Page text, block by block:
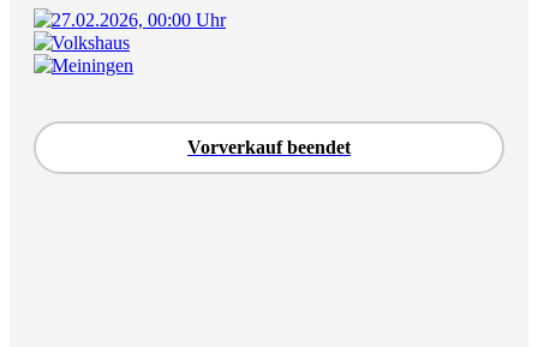
27.02.2026, 00:00 Uhr
Volkshaus
Meiningen
Vorverkauf beendet